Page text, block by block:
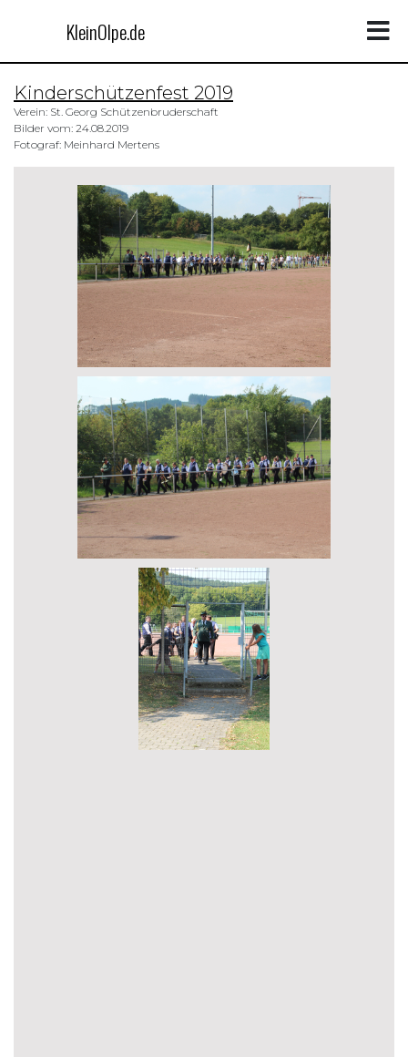
KleinOlpe.de
Kinderschützenfest 2019
Verein: St. Georg Schützenbruderschaft
Bilder vom: 24.08.2019
Fotograf: Meinhard Mertens